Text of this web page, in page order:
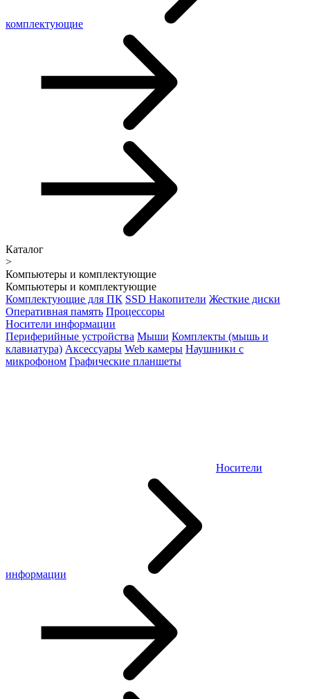
комплектующие
Каталог
>
Компьютеры и комплектующие
Компьютеры и комплектующие
Комплектующие для ПК SSD Накопители Жесткие диски
Оперативная память Процессоры
Носители информации
Периферийные устройства Мыши Комплекты (мышь и
клавиатура) Аксессуары Web камеры Наушники с
микрофоном Графические планшеты
Носители
информации